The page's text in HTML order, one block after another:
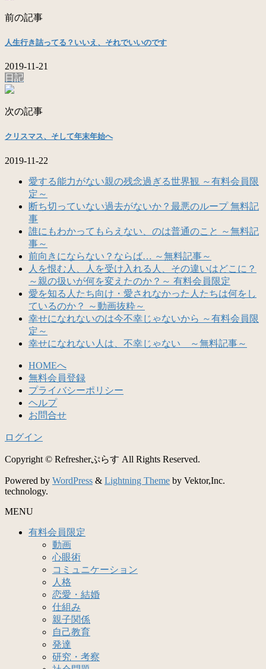
前の記事
人生行き詰ってる？いいえ、それでいいのです
2019-11-21
日記
次の記事
クリスマス、そして年末年始へ
2019-11-22
愛する能力がない親の残念過ぎる世界観 ～有料会員限
定～
断ち切っていない過去がないか？最悪のループ 無料記
事
誰にもわかってもらえない、のは普通のこと ～無料記
事～
前向きにならない？ならば… ～無料記事～
人を恨む人、人を受け入れる人、その違いはどこに？
～親の扱いが何を変えたのか？～ 有料会員限定
愛を知る人たち向け・愛されなかった人たちは何をし
ているのか？ ～動画抜粋～
幸せになれないのは今不幸じゃないから ～有料会員限
定～
幸せになれない人は、不幸じゃない ～無料記事～
HOMEへ
無料会員登録
プライバシーポリシー
ヘルプ
お問合せ
ログイン
Copyright © Refresherぷらす All Rights Reserved.
Powered by WordPress & Lightning Theme by Vektor,Inc.
technology.
MENU
有料会員限定
動画
心眼術
コミュニケーション
人格
恋愛・結婚
仕組み
親子関係
自己教育
発達
研究・考察